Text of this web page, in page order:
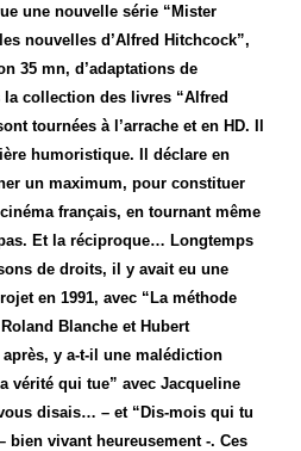
une nouvelle série “Mister
nouvelles d’Alfred Hitchcock”,
35 mn, d’adaptations de
la collection des livres “Alfred
tournées à l’arrache et en HD. Il
humoristique. Il déclare en
un maximum, pour constituer
français, en tournant même
Et la réciproque… Longtemps
de droits, il y avait eu une
en 1991, avec “La méthode
Roland Blanche et Hubert
après, y a-t-il une malédiction
vérité qui tue” avec Jacqueline
disais… – et “Dis-mois qui tu
bien vivant heureusement -. Ces